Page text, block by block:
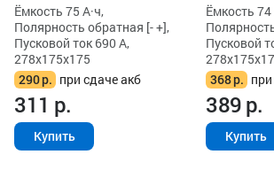
Ёмкость 75 А·ч,
Полярность обратная [- +],
Пусковой ток 690 А,
278x175x175
290р. при сдаче акб
311 р.
Купить
Ёмкость 74
Пусковой
368р.
389р.
Купить